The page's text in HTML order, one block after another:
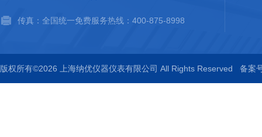
传真：全国统一免费服务热线：400-875-8998
版权所有©2026 上海纳优仪器仪表有限公司 All Rights Reserved 备案